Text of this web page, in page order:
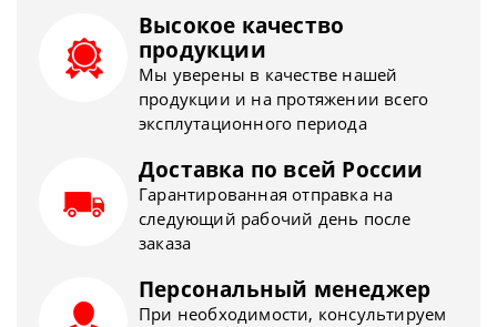
Высокое качество
продукции
Мы уверены в качестве нашей
продукции и на протяжении всего
эксплутационного периода
Доставка по всей России
Гарантированная отправка на
следующий рабочий день после
заказа
Персональный менеджер
При необходимости, консультируем